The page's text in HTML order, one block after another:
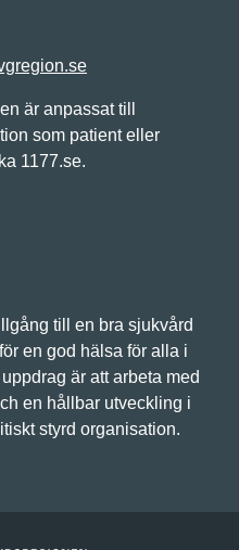
är anpassat till
som patient eller
1177.se.
till en bra sjukvård
en god hälsa för alla i
är att arbeta med
en hållbar utveckling i
styrd organisation.